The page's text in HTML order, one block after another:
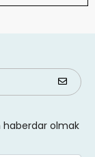
haberdar olmak